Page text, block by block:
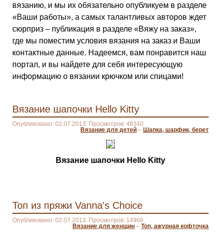
вязанию, и мы их обязательно опубликуем в разделе
«Ваши работы», а самых талантливых авторов ждет
сюрприз – публикация в разделе «Вяжу на заказ»,
где мы поместим условия вязания на заказ и Ваши
контактные данные. Надеемся, вам понравится наш
портал, и вы найдете для себя интересующую
информацию о вязании крючком или спицами!
Вязание шапочки Hello Kitty
Опубликовано: 02.07.2013. Просмотров: 48340
Вязание для детей – Шапка, шарфик, берет
Вязание шапочки Hello Kitty
Топ из пряжи Vanna's Choice
Опубликовано: 02.07.2013. Просмотров: 14966
Вязание для женщин – Топ, ажурная кофточка